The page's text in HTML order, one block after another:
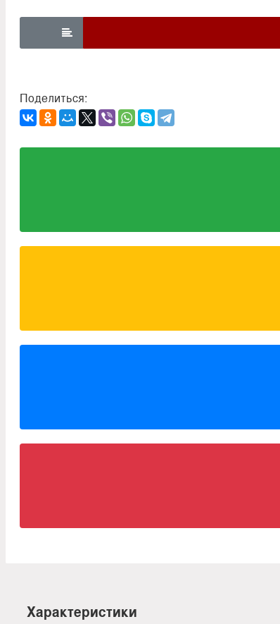

Поделиться:
Характеристики